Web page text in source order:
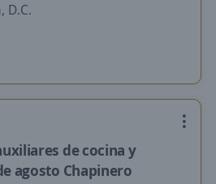
D.C.
de cocina y
agosto Chapinero